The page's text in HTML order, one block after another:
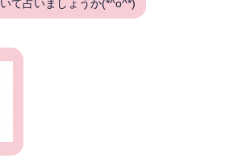
て占いましょうか(*^o^*)